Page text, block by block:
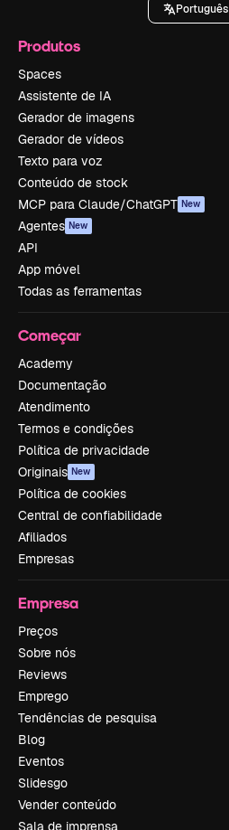
Português
Produtos
Spaces
Assistente de IA
Gerador de imagens
Gerador de vídeos
Texto para voz
Conteúdo de stock
MCP para Claude/ChatGPT New
Agentes New
API
App móvel
Todas as ferramentas
Começar
Academy
Documentação
Atendimento
Termos e condições
Política de privacidade
Originais New
Política de cookies
Central de confiabilidade
Afiliados
Empresas
Empresa
Preços
Sobre nós
Reviews
Emprego
Tendências de pesquisa
Blog
Eventos
Slidesgo
Vender conteúdo
Sala de imprensa